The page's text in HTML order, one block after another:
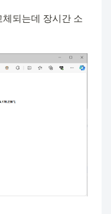
되는데 장시간 소